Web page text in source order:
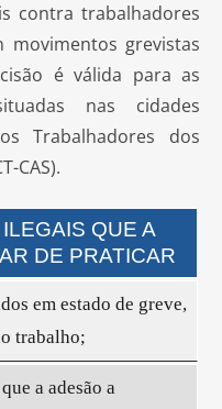
contra trabalhadores
grevistas
é válida para as
nas cidades
Trabalhadores dos
CAS).
QUE A
DE PRATICAR
em estado de greve,
trabalho;
a adesão a